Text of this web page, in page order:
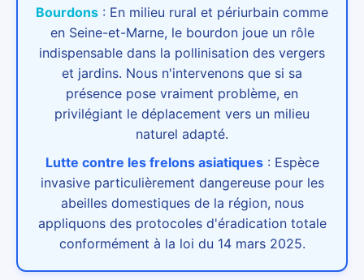
Bourdons : En milieu rural et périurbain comme
en Seine-et-Marne, le bourdon joue un rôle
indispensable dans la pollinisation des vergers
et jardins. Nous n'intervenons que si sa
présence pose vraiment problème, en
privilégiant le déplacement vers un milieu
naturel adapté.
Lutte contre les frelons asiatiques : Espèce
invasive particulièrement dangereuse pour les
abeilles domestiques de la région, nous
appliquons des protocoles d'éradication totale
conformément à la loi du 14 mars 2025.